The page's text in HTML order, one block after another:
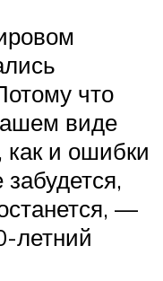
что
виде
как и ошибки
—
летний